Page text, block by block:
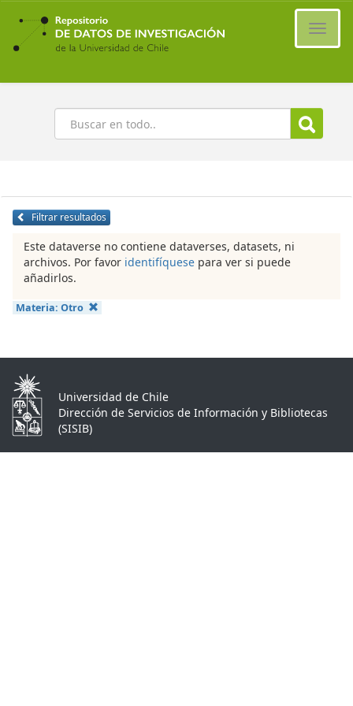
Ir
contenido
principal
Buscar
Filtrar resultados
Este dataverse no contiene dataverses, datasets, ni
archivos. Por favor identifíquese para ver si puede
añadirlos.
Materia: Otro
Universidad de Chile
Dirección de Servicios de Información y Bibliotecas
(SISIB)